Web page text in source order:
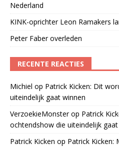
Nederland
KINK-oprichter Leon Ramakers
Peter Faber overleden
RECENTE REACTIES
Michiel op Patrick Kicken: Dit
uiteindelijk gaat winnen
VerzoekieMonsterop Patrick
ochtendshow die uiteindelijk
Patrick Kicken op Patrick Kicken: